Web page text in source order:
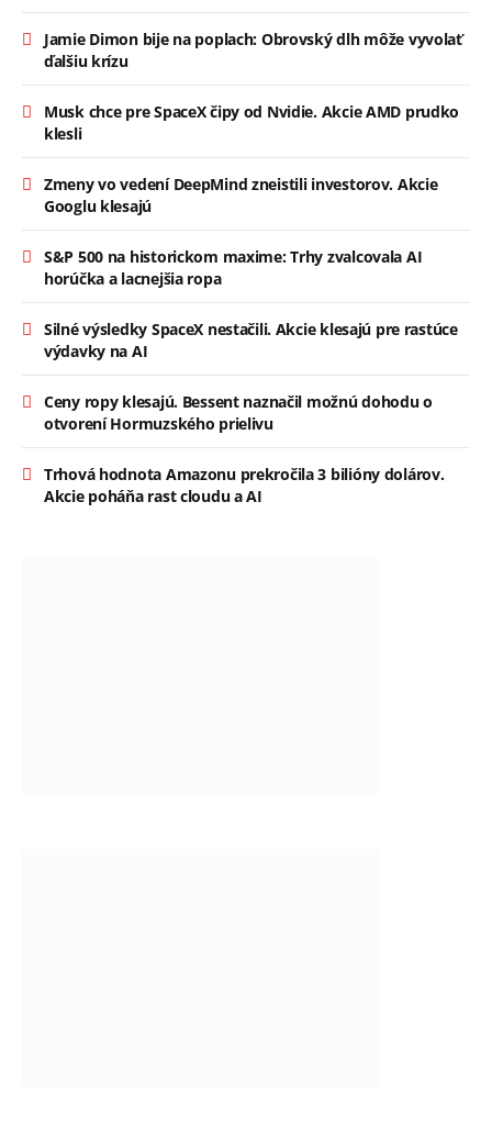
Jamie Dimon bije na poplach: Obrovský dlh môže vyvolať
ďalšiu krízu
Musk chce pre SpaceX čipy od Nvidie. Akcie AMD prudko
klesli
Zmeny vo vedení DeepMind zneistili investorov. Akcie
Googlu klesajú
S&P 500 na historickom maxime: Trhy zvalcovala AI
horúčka a lacnejšia ropa
Silné výsledky SpaceX nestačili. Akcie klesajú pre rastúce
výdavky na AI
Ceny ropy klesajú. Bessent naznačil možnú dohodu o
otvorení Hormuzského prielivu
Trhová hodnota Amazonu prekročila 3 bilióny dolárov.
Akcie poháňa rast cloudu a AI